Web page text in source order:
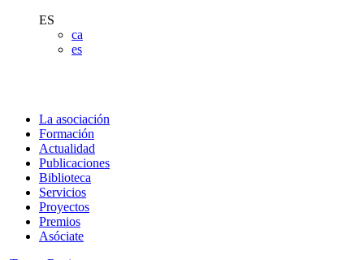
ES
ca
es
La asociación
Formación
Actualidad
Publicaciones
Biblioteca
Servicios
Proyectos
Premios
Asóciate